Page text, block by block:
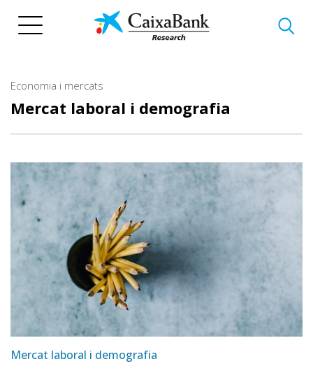
Economia i mercats
Mercat laboral i demografia
Mercat laboral i demografia